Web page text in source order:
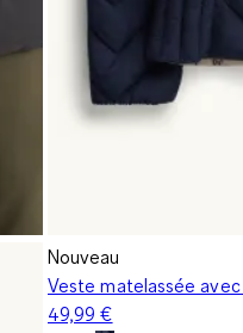
Nouveau
Veste matelassée
49,99 €